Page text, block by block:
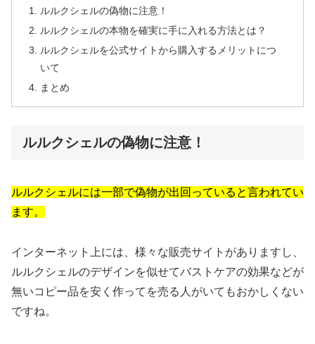
ルルクシェルの偽物に注意！
ルルクシェルの本物を確実に手に入れる方法とは？
ルルクシェルを公式サイトから購入するメリットにつ
いて
まとめ
ルルクシェルの偽物に注意！
ルルクシェルには一部で偽物が出回っていると言われてい
ます。
インターネット上には、様々な販売サイトがありますし、
ルルクシェルのデザインを似せてバストケアの効果などが
無いコピー品を安く作ってを売る人がいてもおかしくない
ですね。